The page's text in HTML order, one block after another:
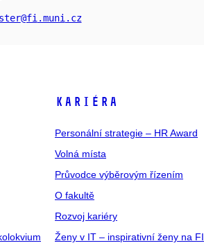
@fi .muni .cz
KARIÉRA
Personální strategie – HR Award
Volná místa
Průvodce výběrovým řízením
O fakultě
Rozvoj kariéry
Ženy v IT – inspirativní ženy na FI